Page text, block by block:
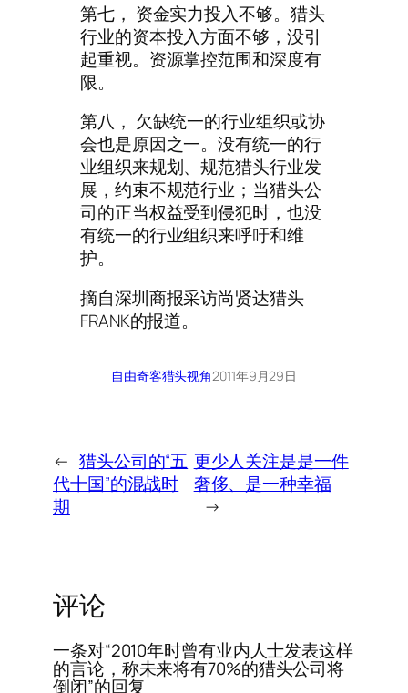
第七， 资金实力投入不够。猎头
行业的资本投入方面不够，没引
起重视。资源掌控范围和深度有
限。
第八， 欠缺统一的行业组织或协
会也是原因之一。没有统一的行
业组织来规划、规范猎头行业发
展，约束不规范行业；当猎头公
司的正当权益受到侵犯时，也没
有统一的行业组织来呼吁和维
护。
摘自深圳商报采访尚贤达猎头
FRANK的报道。
自由奇客猎头视角2011年9月29日
← 猎头公司的“五
代十国”的混战时
期
更少人关注是是一件
奢侈、是一种幸福
→
评论
一条对“2010年时曾有业内人士发表这样
的言论，称未来将有70%的猎头公司将
倒闭”的回复